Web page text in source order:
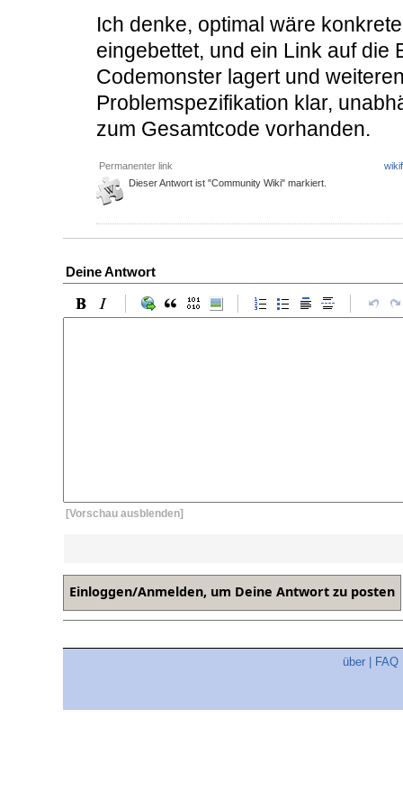
Ich denke, optimal wäre
eingebettet, und ein Link auf die
Codemonster lagert und
Problemspezifikation klar,
zum Gesamtcode vorhanden.
Permanenter link
Dieser Antwort ist "Community Wiki" markiert.
Deine Antwort
[Vorschau ausblenden]
über FAQ